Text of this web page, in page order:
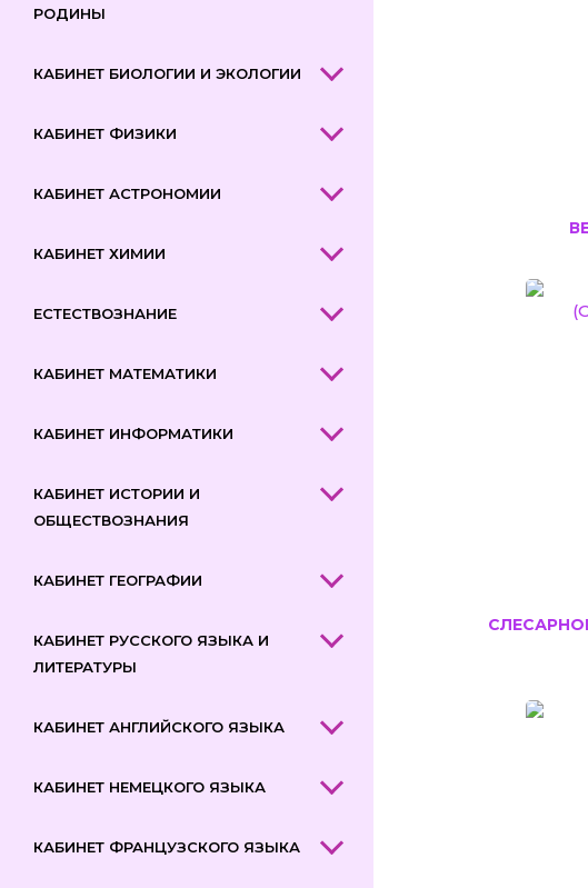
РОДИНЫ
КАБИНЕТ БИОЛОГИИ И ЭКОЛОГИИ
КАБИНЕТ ФИЗИКИ
КАБИНЕТ АСТРОНОМИИ
КАБИНЕТ ХИМИИ
ЕСТЕСТВОЗНАНИЕ
КАБИНЕТ МАТЕМАТИКИ
КАБИНЕТ ИНФОРМАТИКИ
КАБИНЕТ ИСТОРИИ И
ОБЩЕСТВОЗНАНИЯ
КАБИНЕТ ГЕОГРАФИИ
КАБИНЕТ РУССКОГО ЯЗЫКА И
ЛИТЕРАТУРЫ
КАБИНЕТ АНГЛИЙСКОГО ЯЗЫКА
КАБИНЕТ НЕМЕЦКОГО ЯЗЫКА
КАБИНЕТ ФРАНЦУЗСКОГО ЯЗЫКА